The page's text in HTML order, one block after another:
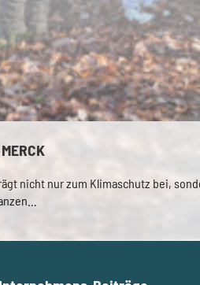
nicht nur zum Klimaschutz bei,